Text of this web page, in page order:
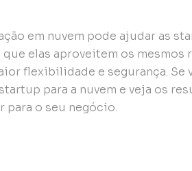
em nuvem pode ajudar as
elas aproveitem os mesmos
flexibilidade e segurança. Se
para a nuvem e veja os
para o seu negócio.